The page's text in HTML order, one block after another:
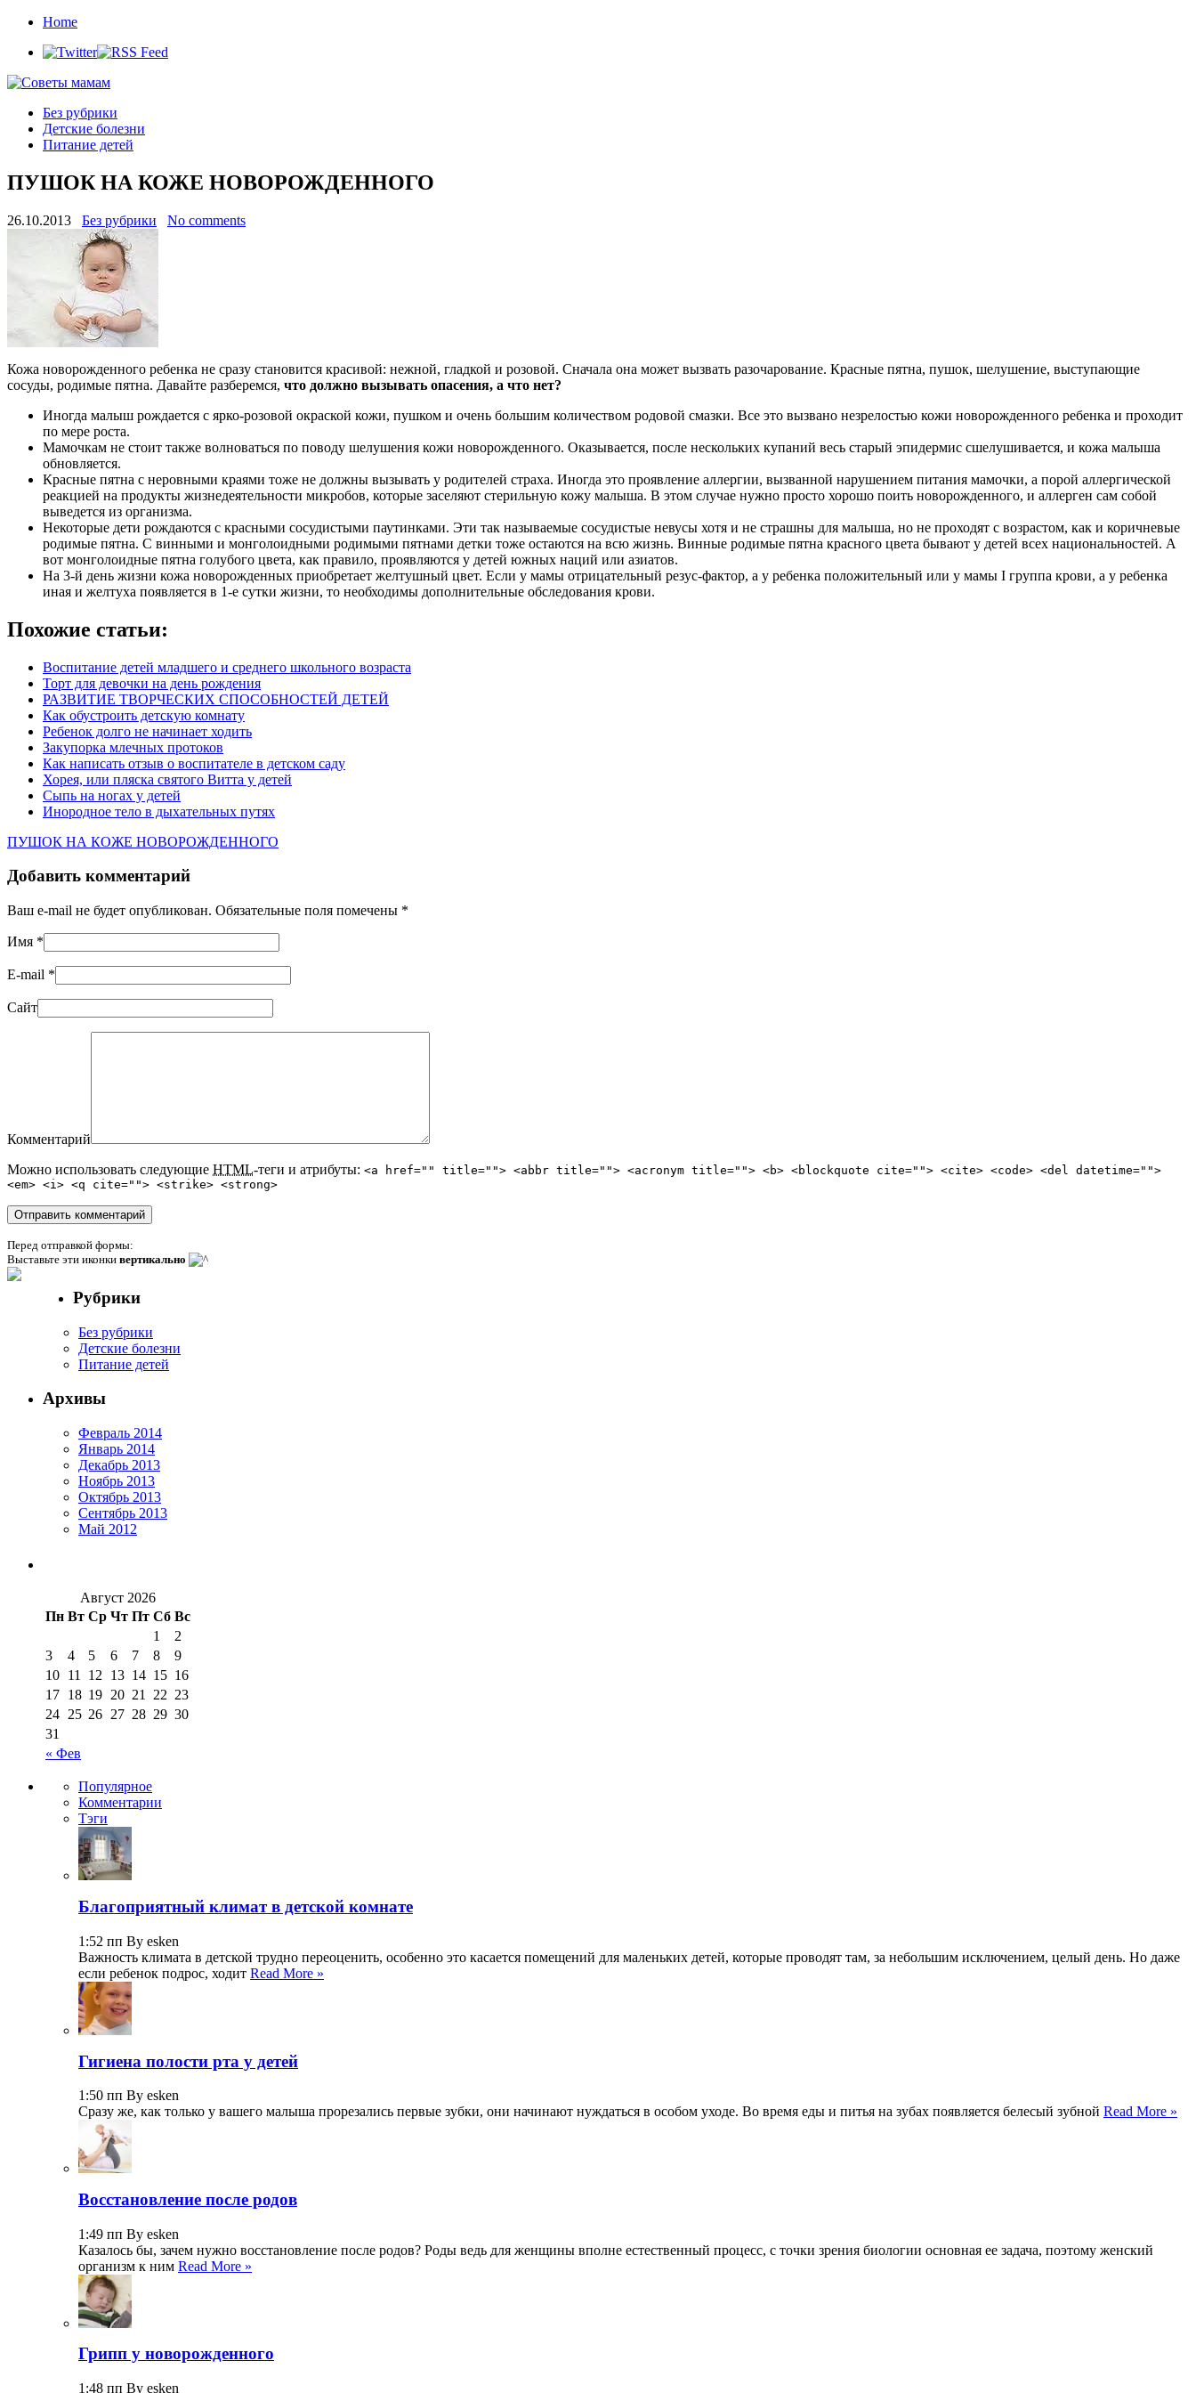
Home
Без рубрики
Детские болезни
Питание детей
ПУШОК НА КОЖЕ НОВОРОЖДЕННОГО
26.10.2013 Без рубрики No comments
Кожа новорожденного ребенка не сразу становится красивой: нежной, гладкой и розовой. Сначала она может вызвать разочарование. Красные пятна, пушок, шелушение, выступающие
сосуды, родимые пятна. Давайте разберемся, что должно вызывать опасения, а что нет?
Иногда малыш рождается с ярко-розовой окраской кожи, пушком и очень большим количеством родовой смазки. Все это вызвано незрелостью кожи новорожденного ребенка и проходит
по мере роста.
Мамочкам не стоит также волноваться по поводу шелушения кожи новорожденного. Оказывается, после нескольких купаний весь старый эпидермис сшелушивается, и кожа малыша
обновляется.
Красные пятна с неровными краями тоже не должны вызывать у родителей страха. Иногда это проявление аллергии, вызванной нарушением питания мамочки, а порой аллергической
реакцией на продукты жизнедеятельности микробов, которые заселяют стерильную кожу малыша. В этом случае нужно просто хорошо поить новорожденного, и аллерген сам собой
выведется из организма.
Некоторые дети рождаются с красными сосудистыми паутинками. Эти так называемые сосудистые невусы хотя и не страшны для малыша, но не проходят с возрастом, как и коричневые
родимые пятна. С винными и монголоидными родимыми пятнами детки тоже остаются на всю жизнь. Винные родимые пятна красного цвета бывают у детей всех национальностей. А
вот монголоидные пятна голубого цвета, как правило, проявляются у детей южных наций или азиатов.
На 3-й день жизни кожа новорожденных приобретает желтушный цвет. Если у мамы отрицательный резус-фактор, а у ребенка положительный или у мамы I группа крови, а у ребенка
иная и желтуха появляется в 1-е сутки жизни, то необходимы дополнительные обследования крови.
Похожие статьи:
Воспитание детей младшего и среднего школьного возраста
Торт для девочки на день рождения
РАЗВИТИЕ ТВОРЧЕСКИХ СПОСОБНОСТЕЙ ДЕТЕЙ
Как обустроить детскую комнату
Ребенок долго не начинает ходить
Закупорка млечных протоков
Как написать отзыв о воспитателе в детском саду
Хорея, или пляска святого Витта у детей
Сыпь на ногах у детей
Инородное тело в дыхательных путях
ПУШОК НА КОЖЕ НОВОРОЖДЕННОГО
Добавить комментарий
Ваш e-mail не будет опубликован. Обязательные поля помечены *
Имя *
E-mail *
Сайт
Комментарий
Можно использовать следующие HTML-теги и атрибуты: <a href="" title=""> <abbr title=""> <acronym title=""> <b> <blockquote cite=""> <cite> <code> <del datetime="">
<em> <i> <q cite=""> <strike> <strong>
Перед отправкой формы:
Выставьте эти иконки вертикально
Рубрики
Без рубрики
Детские болезни
Питание детей
Архивы
Февраль 2014
Январь 2014
Декабрь 2013
Ноябрь 2013
Октябрь 2013
Сентябрь 2013
Май 2012
Август 2026
Пн Вт Ср Чт Пт Сб Вс
« Фев
1
2
3
4 5 6 7 8
9
10 11 12 13 14 15 16
17 18 19 20 21 22 23
24 25 26 27 28 29 30
31
Популярное
Комментарии
Тэги
Благоприятный климат в детской комнате
1:52 пп By esken
Важность климата в детской трудно переоценить, особенно это касается помещений для маленьких детей, которые проводят там, за небольшим исключением, целый день. Но даже
если ребенок подрос, ходит Read More »
Гигиена полости рта у детей
1:50 пп By esken
Сразу же, как только у вашего малыша прорезались первые зубки, они начинают нуждаться в особом уходе. Во время еды и питья на зубах появляется белесый зубной Read More »
Восстановление после родов
1:49 пп By esken
Казалось бы, зачем нужно восстановление после родов? Роды ведь для женщины вполне естественный процесс, с точки зрения биологии основная ее задача, поэтому женский
организм к ним Read More »
Грипп у новорожденного
1:48 пп By esken